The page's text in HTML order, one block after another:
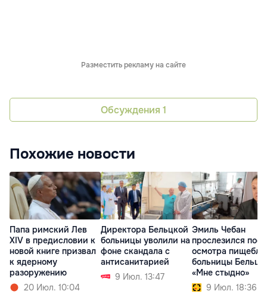
Разместить рекламу на сайте
Обсуждения 1
Похожие новости
Папа римский Лев
XIV в предисловии к
новой книге призвал
к ядерному
разоружению
20 Июл. 10:04
Директора Бельцкой
больницы уволили на
фоне скандала с
антисанитарией
9 Июл. 13:47
Эмиль Чебан
прослезился
осмотра
больницы Бельц:
«Мне стыдно»
9 Июл. 18:36